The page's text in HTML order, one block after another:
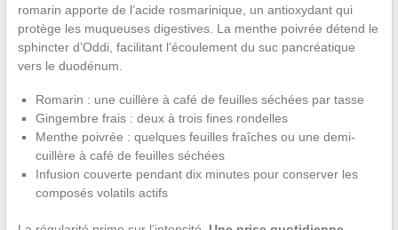
romarin apporte de l’acide rosmarinique, un antioxydant qui
protège les muqueuses digestives. La menthe poivrée détend le
sphincter d’Oddi, facilitant l’écoulement du suc pancréatique
vers le duodénum.
Romarin : une cuillère à café de feuilles séchées par tasse
Gingembre frais : deux à trois fines rondelles
Menthe poivrée : quelques feuilles fraîches ou une demi-
cuillère à café de feuilles séchées
Infusion couverte pendant dix minutes pour conserver les
composés volatils actifs